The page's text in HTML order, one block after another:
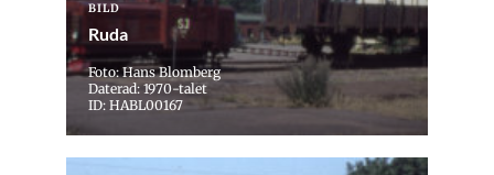
BILD
Ruda
Foto: Hans Blomberg
Daterad: 1970-talet
ID: HABL00167